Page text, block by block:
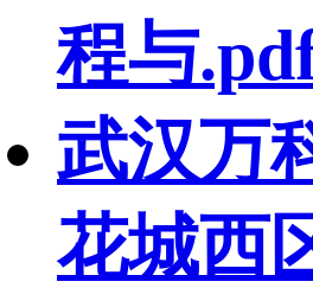
程与
武汉万
花城西